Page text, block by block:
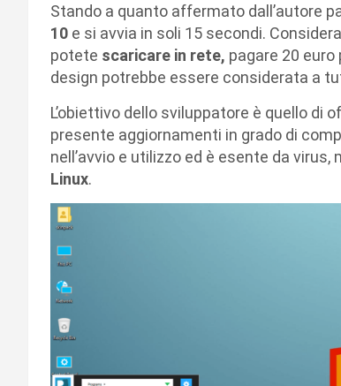
Stando a quanto affermato dall’autore
10 e si avvia in soli 15 secondi.
potete scaricare in rete, pagare 20 euro
design potrebbe essere considerata a
L’obiettivo dello sviluppatore è quello di
presente aggiornamenti in grado di
nell’avvio e utilizzo ed è esente da
Linux.